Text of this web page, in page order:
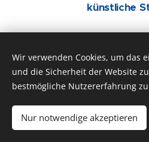
künstliche
Wir verwenden Cookies, um das
und die Sicherheit der Website
bestmögliche Nutzererfahrung
Nur notwendige akzeptieren